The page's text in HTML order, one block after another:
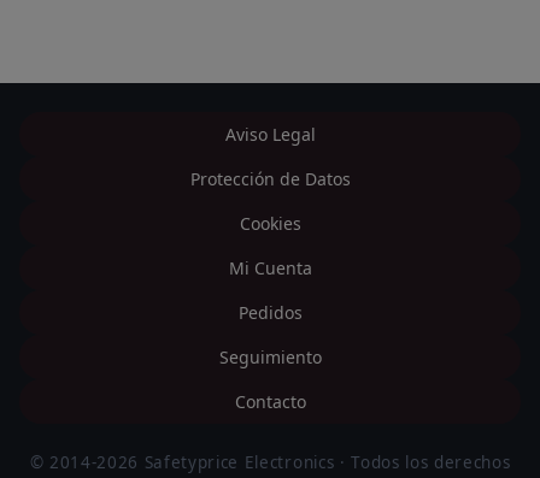
Aviso Legal
Protección de Datos
Cookies
Mi Cuenta
Pedidos
Seguimiento
Contacto
© 2014-2026 Safetyprice Electronics · Todos los derechos